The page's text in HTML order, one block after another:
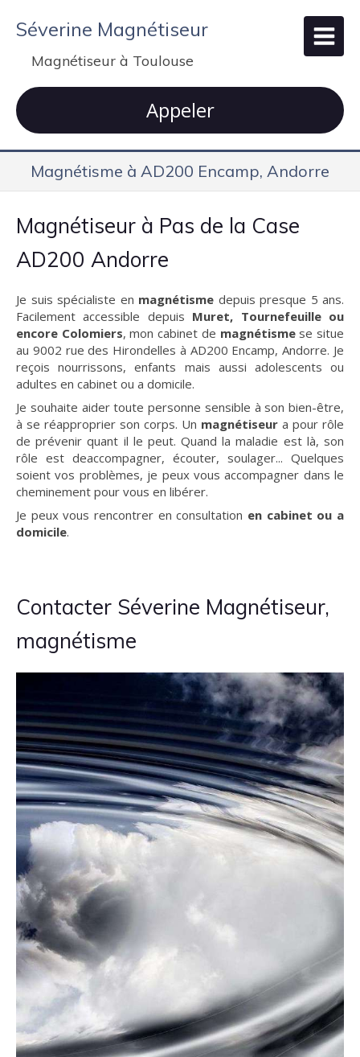
Séverine Magnétiseur
Magnétiseur à Toulouse
Appeler
Magnétisme à AD200 Encamp, Andorre
Magnétiseur à Pas de la Case
AD200 Andorre
Je suis spécialiste en magnétisme depuis presque 5 ans.
Facilement accessible depuis Muret, Tournefeuille ou
encore Colomiers, mon cabinet de magnétismese situe
au 9002 rue des Hirondelles à AD200 Encamp, Andorre. Je
reçois nourrissons, enfants mais aussi adolescents ou
adultes en cabinet ou a domicile.
Je souhaite aider toute personne sensible à son bien-être,
à se réapproprier son corps. Un magnétiseur a pour rôle
de prévenir quant il le peut. Quand la maladie est là, son
rôle est deaccompagner, écouter, soulager... Quelques
soient vos problèmes, je peux vous accompagner dans le
cheminement pour vous en libérer.
Je peux vous rencontrer en consultation en cabinet ou a
domicile.
Contacter Séverine Magnétiseur,
magnétisme